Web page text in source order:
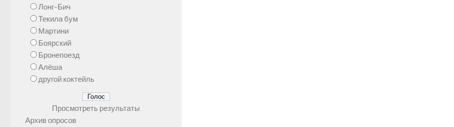
Лонг-Бич
Текила бум
Мартини
Боярский
Бронепоезд
Алёша
другой коктейль
Просмотреть результаты
Архив опросов